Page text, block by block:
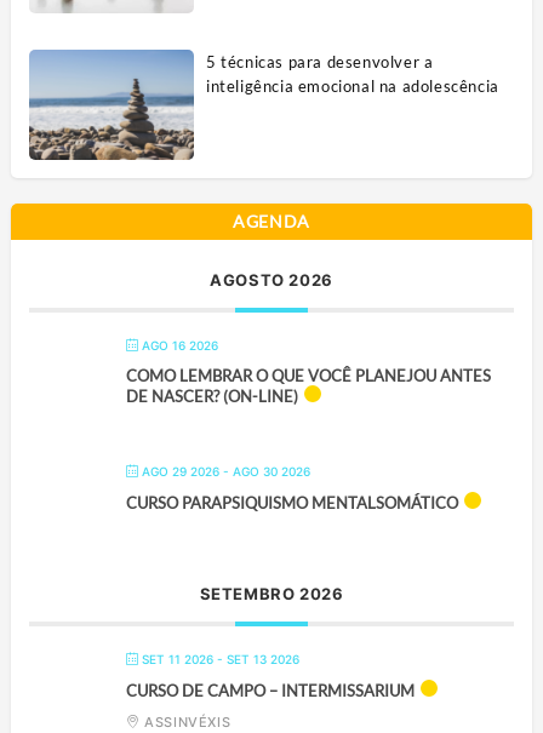
5 técnicas para desenvolver a
inteligência emocional na adolescência
AGENDA
AGOSTO 2026
AGO 16 2026
COMO LEMBRAR O QUE VOCÊ PLANEJOU ANTES
DE NASCER? (ON-LINE)
AGO 29 2026- AGO 30 2026
CURSO PARAPSIQUISMO MENTALSOMÁTICO
SETEMBRO 2026
SET 11 2026- SET 13 2026
CURSO DE CAMPO – INTERMISSARIUM
ASSINVÉXIS